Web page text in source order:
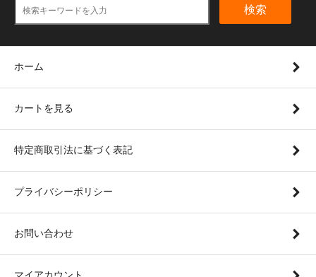
検索
ホーム
カートを見る
特定商取引法に基づく表記
プライバシーポリシー
お問い合わせ
マイアカウント